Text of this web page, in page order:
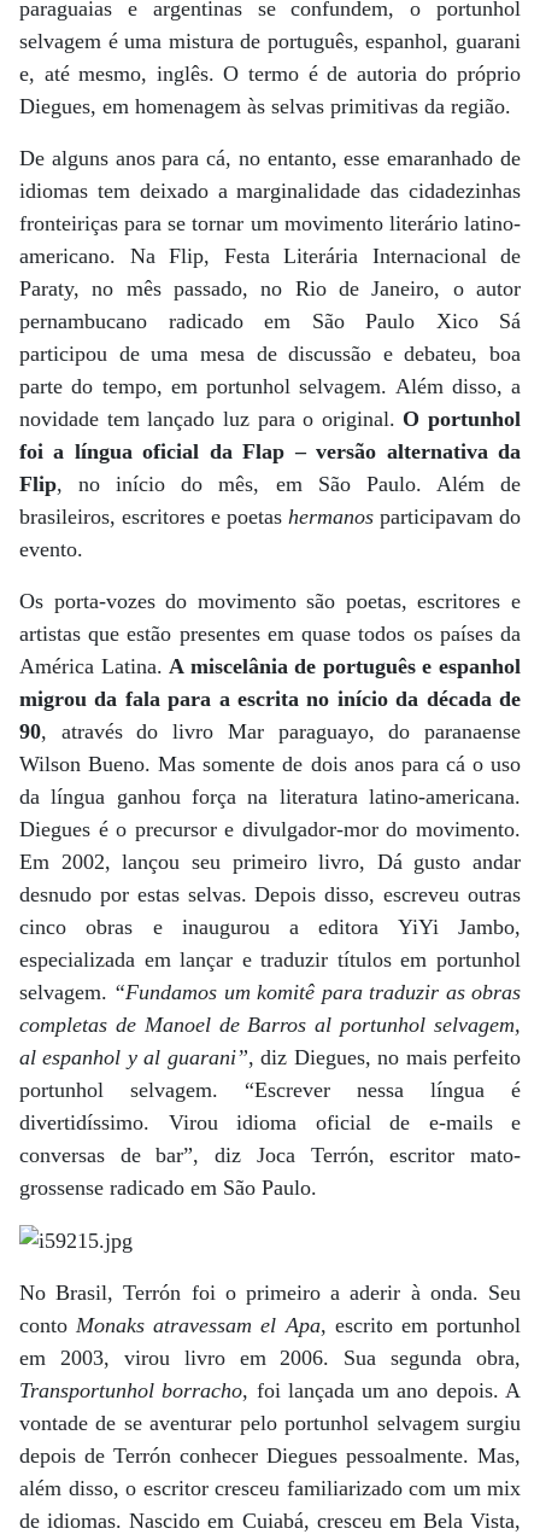
paraguaias e argentinas se confundem, o portunhol
selvagem é uma mistura de português, espanhol, guarani
e, até mesmo, inglês. O termo é de autoria do próprio
Diegues, em homenagem às selvas primitivas da região.
De alguns anos para cá, no entanto, esse emaranhado de
idiomas tem deixado a marginalidade das cidadezinhas
fronteiriças para se tornar um movimento literário latino-
americano. Na Flip, Festa Literária Internacional de
Paraty, no mês passado, no Rio de Janeiro, o autor
pernambucano radicado em São Paulo Xico Sá
participou de uma mesa de discussão e debateu, boa
parte do tempo, em portunhol selvagem. Além disso, a
novidade tem lançado luz para o original. O portunhol
foi a língua oficial da Flap – versão alternativa da
Flip, no início do mês, em São Paulo. Além de
brasileiros, escritores e poetas hermanos participavam do
evento.
Os porta-vozes do movimento são poetas, escritores e
artistas que estão presentes em quase todos os países da
América Latina.A miscelânia de português e espanhol
migrou da fala para a escrita no início da década de
90, através do livro Mar paraguayo, do paranaense
Wilson Bueno. Mas somente de dois anos para cá o uso
da língua ganhou força na literatura latino-americana.
Diegues é o precursor e divulgador-mor do movimento.
Em 2002, lançou seu primeiro livro, Dá gusto andar
desnudo por estas selvas. Depois disso, escreveu outras
cinco obras e inaugurou a editora YiYi Jambo,
especializada em lançar e traduzir títulos em portunhol
selvagem. “Fundamos um komitê para traduzir as obras
completas de Manoel de Barros al portunhol selvagem,
al espanhol y al guarani”, diz Diegues, no mais perfeito
portunhol selvagem. “Escrever nessa língua é
divertidíssimo. Virou idioma oficial de e-mails e
conversas de bar”, diz Joca Terrón, escritor mato-
grossense radicado em São Paulo.
No Brasil, Terrón foi o primeiro a aderir à onda. Seu
contoMonaks atravessam el Apa, escrito em portunhol
em 2003, virou livro em 2006. Sua segunda obra,
Transportunhol borracho, foi lançada um ano depois. A
vontade de se aventurar pelo portunhol selvagem surgiu
depois de Terrón conhecer Diegues pessoalmente. Mas,
além disso, o escritor cresceu familiarizado com um mix
de idiomas. Nascido em Cuiabá, cresceu em Bela Vista,